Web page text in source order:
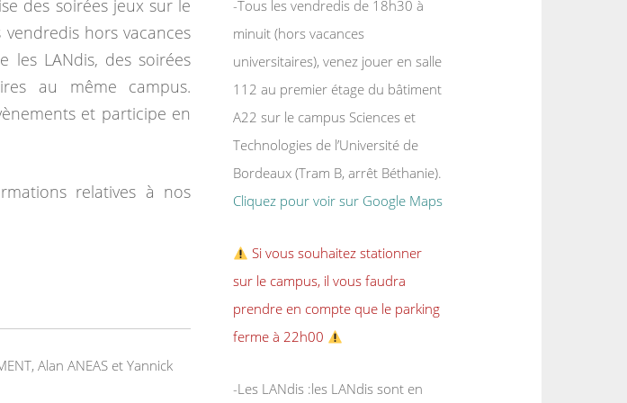
des soirées jeux sur le
hors vacances
les LANdis, des soirées
au même campus.
et participe en
relatives à nos
Alan ANEAS et Yannick
-Tous les vendredis de 18h30 à
minuit (hors vacances
universitaires), venez jouer en salle
112 au premier étage du bâtiment
A22 sur le campus Sciences et
Technologies de l’Université de
Bordeaux (Tram B, arrêt Béthanie).
Cliquez pour voir sur Google Maps
Si vous souhaitez stationner
sur le campus, il vous faudra
prendre en compte que le parking
ferme à 22h00
-Les LANdis :les LANdis sont en